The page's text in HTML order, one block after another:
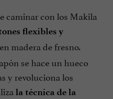
caminar con los Makila
flexibles y
madera de fresno.
se hace un hueco
y revoluciona los
la técnica de la